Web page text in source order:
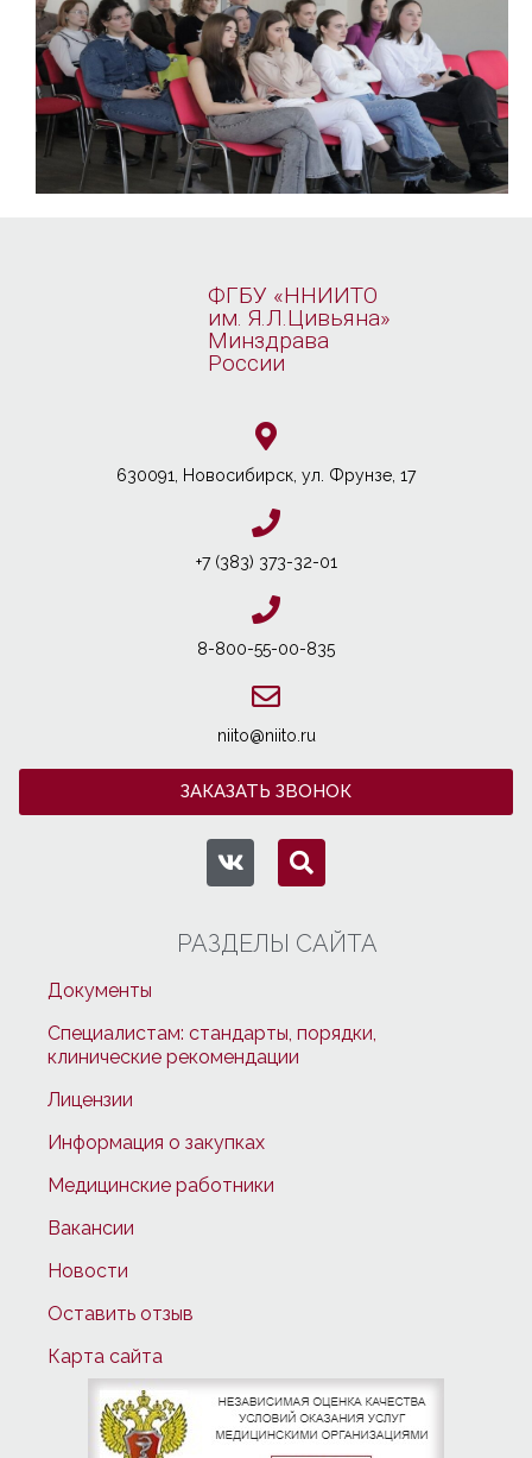
ФГБУ «ННИИТО
им. Я.Л.Цивьяна»
Минздрава
России
630091, Новосибирcк, ул. Фрунзе, 17
+7 (383) 373-32-01
8-800-55-00-835
niito@niito.ru
ЗАКАЗАТЬ ЗВОНОК
РАЗДЕЛЫ САЙТА
Документы
Специалистам: стандарты, порядки,
клинические рекомендации
Лицензии
Информация о закупках
Медицинские работники
Вакансии
Новости
Оставить отзыв
Карта сайта